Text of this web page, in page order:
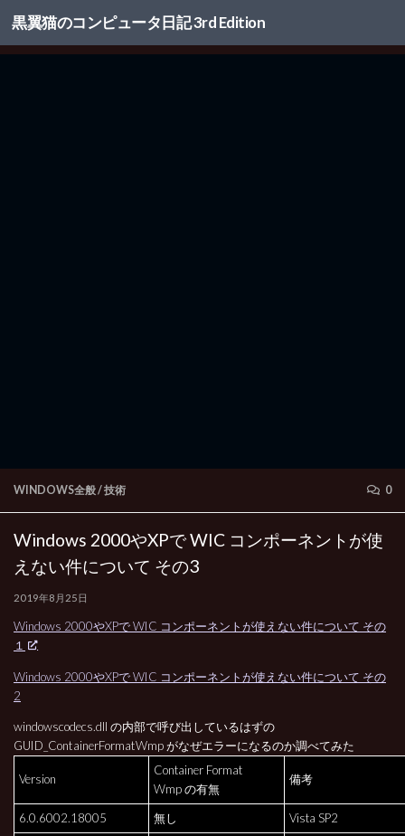
コンテンツへスキップ
黒翼猫のコンピュータ日記 3rd Edition
WINDOWS全般/技術 0
Windows 2000やXPで WIC コンポーネントが使
えない件について その3
2019年8月25日
Windows 2000やXPで WIC コンポーネントが使えない件について その
１
Windows 2000やXPで WIC コンポーネントが使えない件について その
2
windowscodecs.dll の内部で呼び出しているはずの
GUID_ContainerFormatWmp がなぜエラーになるのか調べてみた
Version
Container Format
Wmp の有無
備考
6.0.6002.18005 無し
Vista SP2